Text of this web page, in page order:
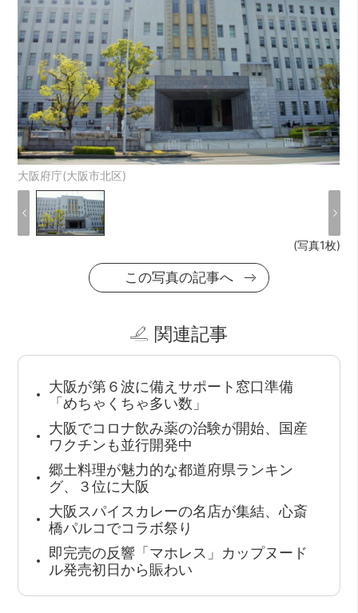
大阪府庁(大阪市北区)
(写真1枚)
この写真の記事へ
関連記事
大阪が第６波に備えサポート窓口準備
「めちゃくちゃ多い数」
大阪でコロナ飲み薬の治験が開始、国産
ワクチンも並行開発中
郷土料理が魅力的な都道府県ランキン
グ、３位に大阪
大阪スパイスカレーの名店が集結、心斎
橋パルコでコラボ祭り
即完売の反響「マホレス」カップヌード
ル発売初日から賑わい